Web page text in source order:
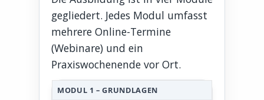
gegliedert. Jedes Modul umfasst
mehrere Online-Termine
(Webinare) und ein
Praxiswochenende vor Ort.
MODUL 1 – GRUNDLAGEN